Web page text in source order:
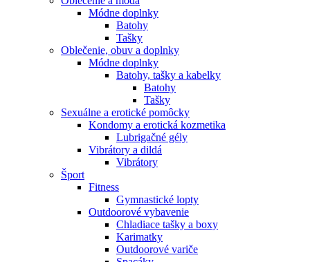
Módne doplnky
Batohy
Tašky
Oblečenie, obuv a doplnky
Módne doplnky
Batohy, tašky a kabelky
Batohy
Tašky
Sexuálne a erotické pomôcky
Kondomy a erotická kozmetika
Lubrigačné gély
Vibrátory a dildá
Vibrátory
Šport
Fitness
Gymnastické lopty
Outdoorové vybavenie
Chladiace tašky a boxy
Karimatky
Outdoorové variče